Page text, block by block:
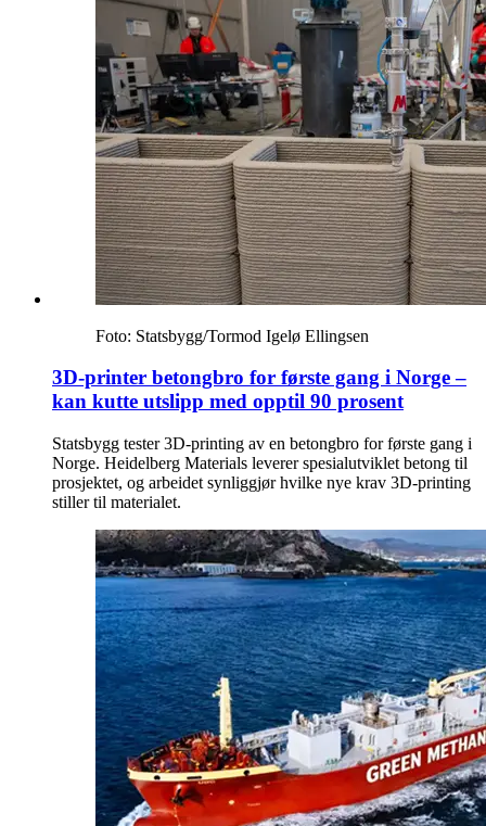
Foto: Statsbygg/Tormod Igelø Ellingsen
3D-printer betongbro for første gang i Norge –
kan kutte utslipp med opptil 90 prosent
Statsbygg tester 3D-printing av en betongbro for første gang i
Norge. Heidelberg Materials leverer spesialutviklet betong til
prosjektet, og arbeidet synliggjør hvilke nye krav 3D-printing
stiller til materialet.